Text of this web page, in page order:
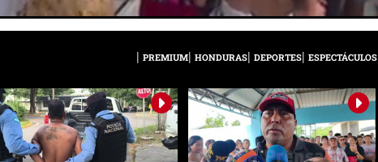
PREMIUM HONDURAS DEPORTES ESPECTÁCULOS